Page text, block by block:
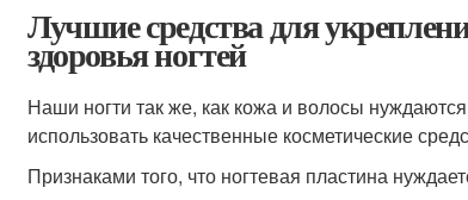
Лучшие средства для
здоровья ногтей
Наши ногти так же, как кожа и волосы
использовать качественные косметические
Признаками того, что ногтевая пластина